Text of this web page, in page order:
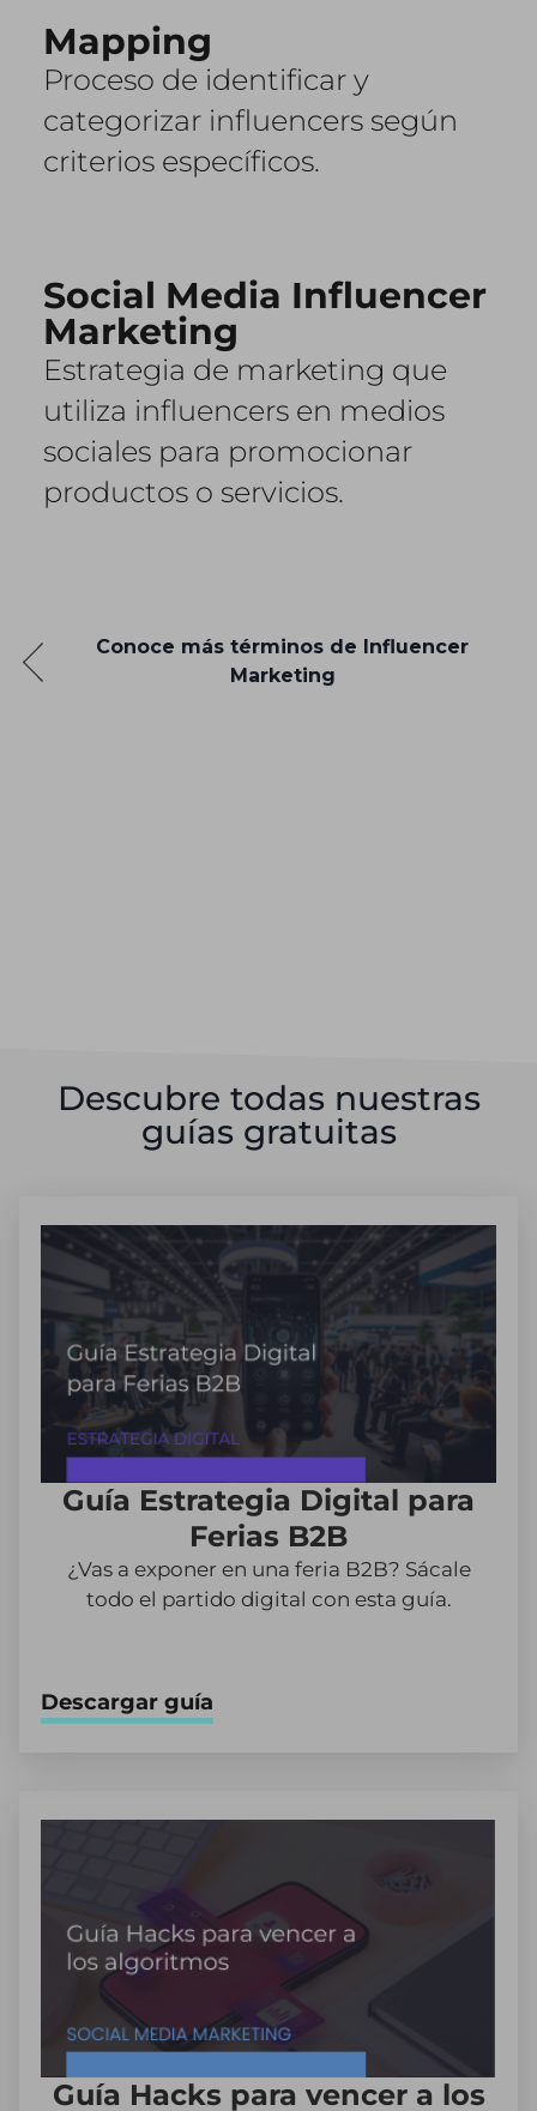
Mapping
Proceso de identificar y
categorizar influencers según
criterios específicos.
Social Media Influencer
Marketing
Estrategia de marketing que
utiliza influencers en medios
sociales para promocionar
productos o servicios.
Conoce más términos de Influencer
Marketing
Descubre todas nuestras
guías gratuitas
Guía Estrategia Digital para
Ferias B2B
¿Vas a exponer en una feria B2B? Sácale
todo el partido digital con esta guía.
Descargar guía
Guía Hacks para vencer a los